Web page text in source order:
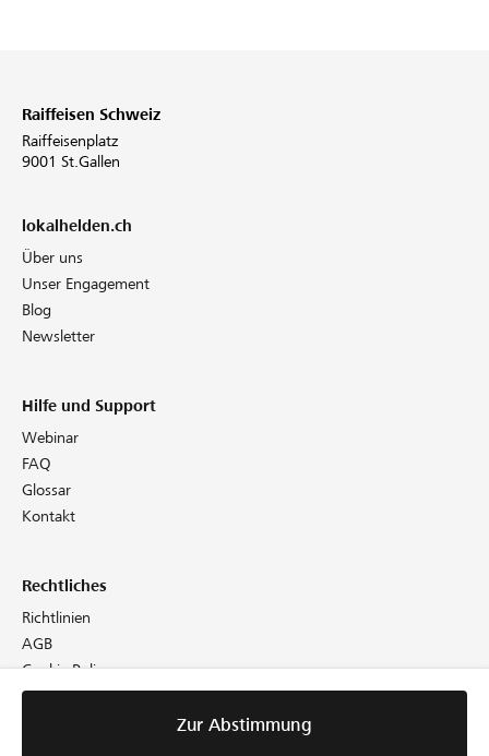
Zur Abstimmung
Raiffeisen Schweiz
Raiffeisenplatz
9001 St.Gallen
lokalhelden.ch
Über uns
Unser Engagement
Blog
Newsletter
Hilfe und Support
Webinar
FAQ
Glossar
Kontakt
Rechtliches
Richtlinien
AGB
Cookie Policy
Datenschutz